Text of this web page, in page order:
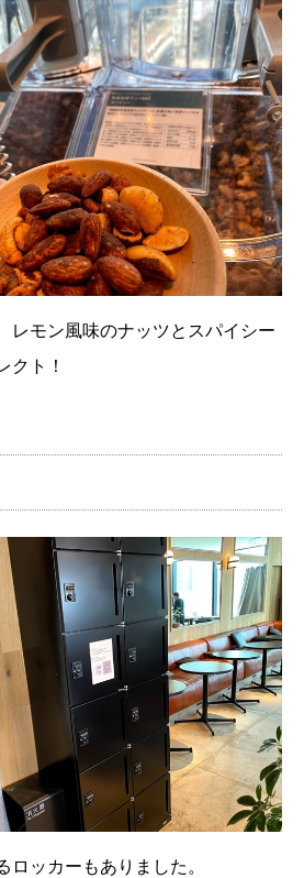
レモン風味のナッツとスパイシー
クト！
ロッカーもありました。